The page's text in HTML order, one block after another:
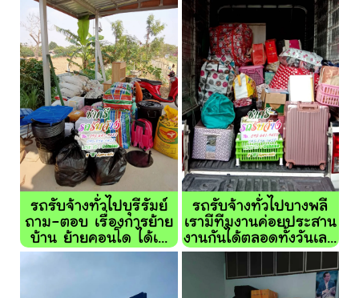
รถรับจ้างทั่วไปบุรีรัมย์
ถาม-ตอบ เรื่องการย้าย
บ้าน ย้ายคอนโด ได้เ...
รถรับจ้างทั่วไปบางพลี
เรามีทีมงานค่อยประสาน
งานกันได้ตลอดทั้งวันเล...